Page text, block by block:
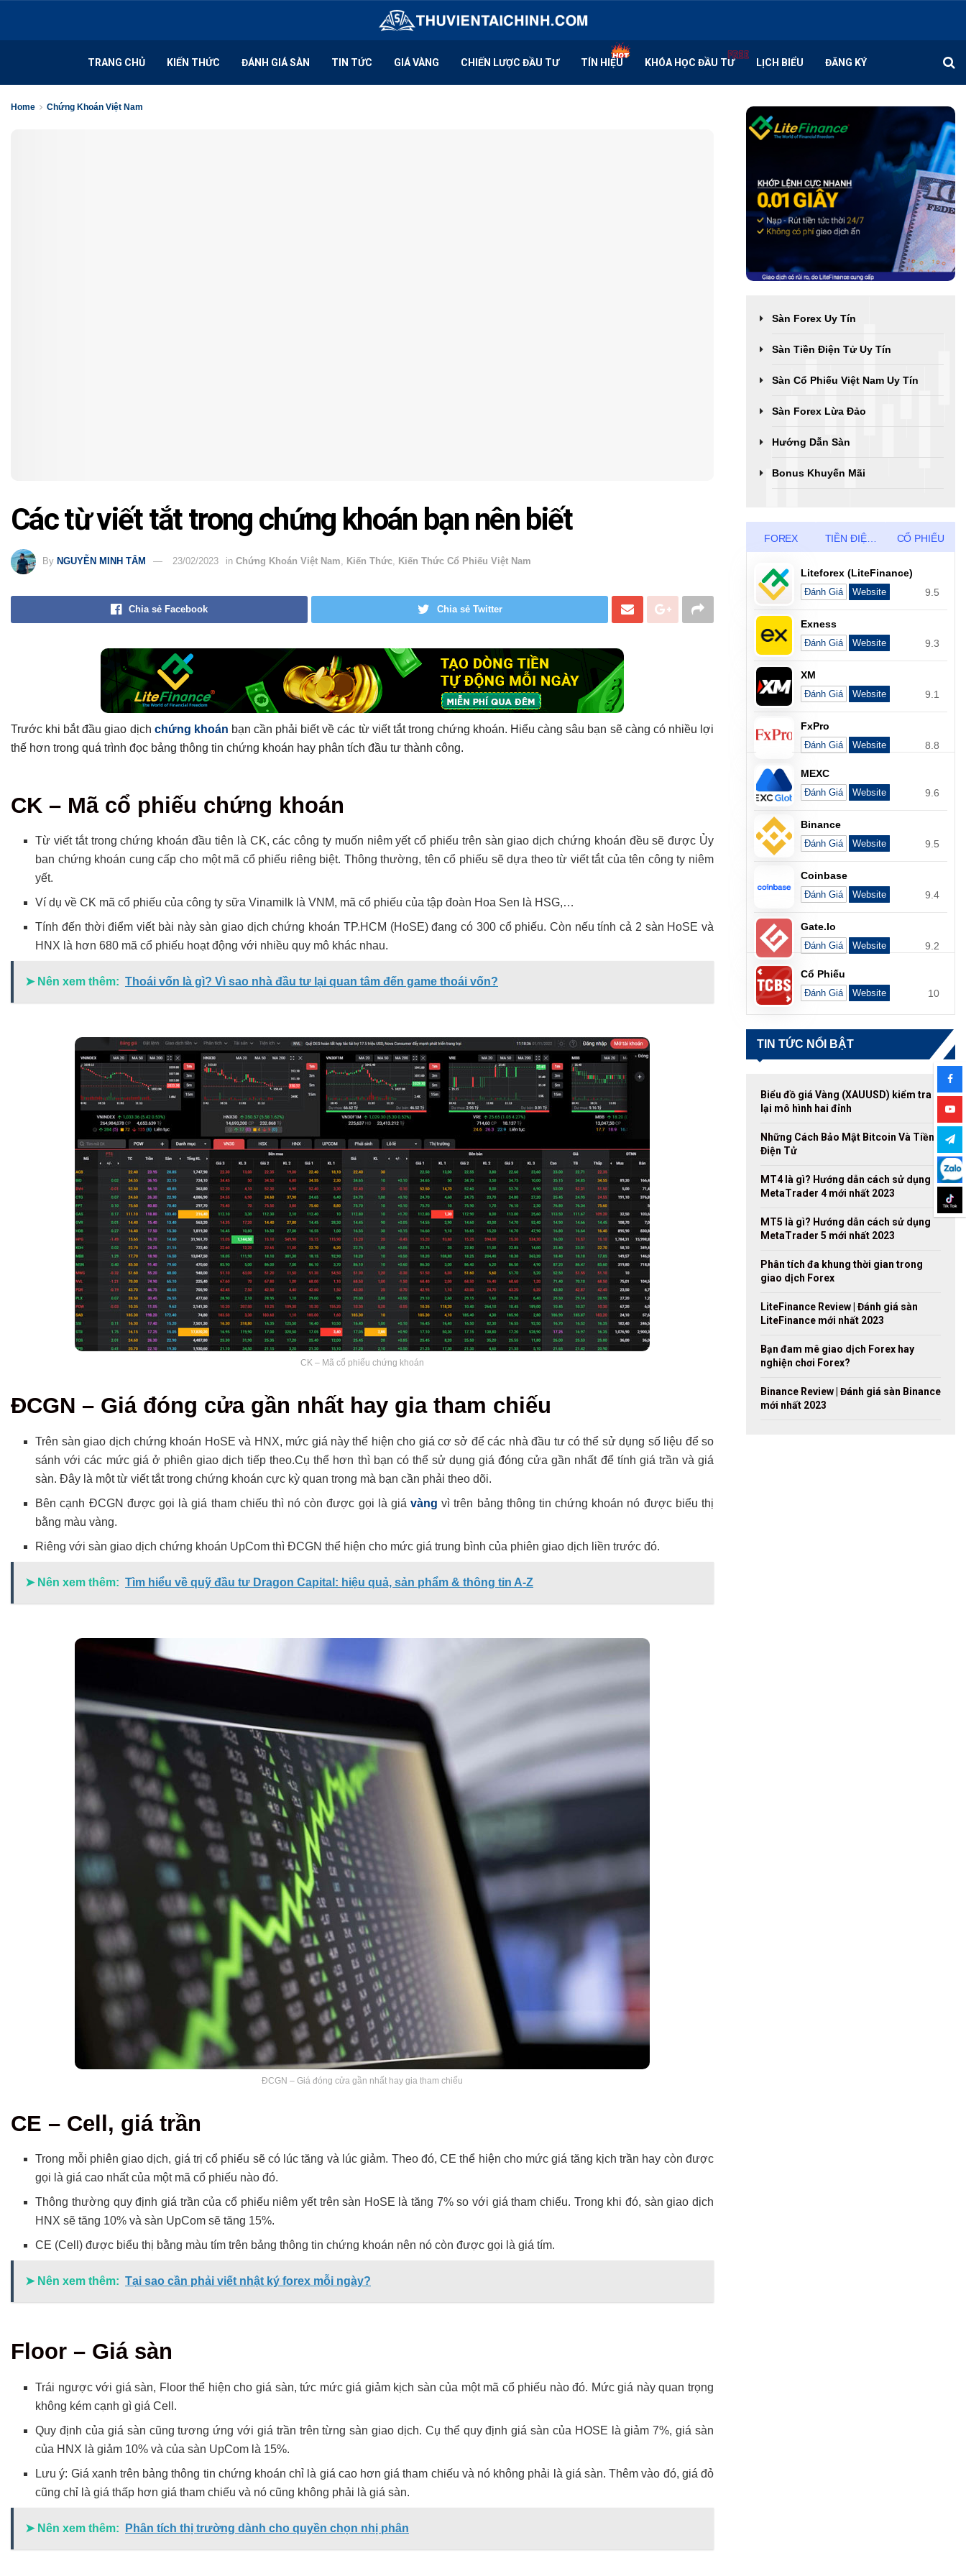
TRANG CHỦ KIẾN THỨC ĐÁNH GIÁ SÀN TIN TỨC GIÁ VÀNG CHIẾN LƯỢC ĐẦU TƯ TÍN HIỆU KHÓA HỌC ĐẦU TƯ LỊCH BIỂU ĐĂNG KÝ
Home Chứng Khoán Việt Nam
Các từ viết tắt trong chứng khoán bạn nên biết
By NGUYỄN MINH TÂM 23/02/2023 in Chứng Khoán Việt Nam Kiến Thức Kiến Thức Cổ Phiếu Việt Nam
Chia sẻ Facebook Chia sẻ Twitter
Trước khi bắt đầu giao dịch chứng khoán bạn cần phải biết về các từ viết tắt trong chứng khoán. Hiểu càng sâu bạn sẽ càng có nhiều lợi
thế hơn trong quá trình đọc bảng thông tin chứng khoán hay phân tích đầu tư thành công.
CK – Mã cổ phiếu chứng khoán
ĐCGN – Giá đóng cửa gần nhất hay gia tham chiếu
CE – Cell, giá trần
Floor – Giá sàn
KLTH – Khối lượng thực hiện, khớp lệnh
TKL – Tổng khối lượng khớp
NN mua và NN bán – Nước ngoài mua và nước ngoài bán
CK – Mã cổ phiếu chứng khoán
Từ viết tắt trong chứng khoán đầu tiên là CK, các công ty muốn niêm yết cổ phiếu trên sàn giao dịch chứng khoán đều sẽ được Ủy
ban chứng khoán cung cấp cho một mã cổ phiếu riêng biệt. Thông thường, tên cổ phiếu sẽ dựa theo từ viết tắt của tên công ty niêm
yết.
Ví dụ về CK mã cổ phiếu của công ty sữa Vinamilk là VNM, mã cổ phiếu của tập đoàn Hoa Sen là HSG,…
Tính đến thời điểm viết bài này sàn giao dịch chứng khoán TP.HCM (HoSE) đang có 300 cổ phiếu. Còn nếu tính cả 2 sàn HoSE và
HNX là hơn 680 mã cổ phiếu hoạt động với nhiều quy mô khác nhau.
➤ Nên xem thêm: Thoái vốn là gì? Vì sao nhà đầu tư lại quan tâm đến game thoái vốn?
CK – Mã cổ phiếu chứng khoán
ĐCGN – Giá đóng cửa gần nhất hay gia tham chiếu
Trên sàn giao dịch chứng khoán HoSE và HNX, mức giá này thể hiện cho giá cơ sở để các nhà đầu tư có thể sử dụng số liệu để so
sánh với các mức giá ở phiên giao dịch tiếp theo.Cụ thể hơn thì bạn có thể sử dụng giá đóng cửa gần nhất để tính giá trần và giá
sàn. Đây là một từ viết tắt trong chứng khoán cực kỳ quan trọng mà bạn cần phải theo dõi.
Bên cạnh ĐCGN được gọi là giá tham chiếu thì nó còn được gọi là giávàng vì trên bảng thông tin chứng khoán nó được biểu thị
bằng màu vàng.
Riêng với sàn giao dịch chứng khoán UpCom thì ĐCGN thể hiện cho mức giá trung bình của phiên giao dịch liền trước đó.
➤ Nên xem thêm: Tìm hiểu về quỹ đầu tư Dragon Capital: hiệu quả, sản phẩm & thông tin A-Z
ĐCGN – Giá đóng cửa gần nhất hay gia tham chiếu
CE – Cell, giá trần
Trong mỗi phiên giao dịch, giá trị cổ phiếu sẽ có lúc tăng và lúc giảm. Theo đó, CE thể hiện cho mức giá tăng kịch trần hay còn được
gọi là giá cao nhất của một mã cổ phiếu nào đó.
Thông thường quy định giá trần của cổ phiếu niêm yết trên sàn HoSE là tăng 7% so với giá tham chiếu. Trong khi đó, sàn giao dịch
HNX sẽ tăng 10% và sàn UpCom sẽ tăng 15%.
CE (Cell) được biểu thị bằng màu tím trên bảng thông tin chứng khoán nên nó còn được gọi là giá tím.
➤ Nên xem thêm: Tại sao cần phải viết nhật ký forex mỗi ngày?
Floor – Giá sàn
Trái ngược với giá sàn, Floor thể hiện cho giá sàn, tức mức giá giảm kịch sàn của một mã cổ phiếu nào đó. Mức giá này quan trọng
không kém cạnh gì giá Cell.
Quy định của giá sàn cũng tương ứng với giá trần trên từng sàn giao dịch. Cụ thể quy định giá sàn của HOSE là giảm 7%, giá sàn
của HNX là giảm 10% và của sàn UpCom là 15%.
Lưu ý: Giá xanh trên bảng thông tin chứng khoán chỉ là giá cao hơn giá tham chiếu và nó không phải là giá sàn. Thêm vào đó, giá đỏ
cũng chỉ là giá thấp hơn giá tham chiếu và nó cũng không phải là giá sàn.
➤ Nên xem thêm: Phân tích thị trường dành cho quyền chọn nhị phân
Sàn Forex Uy Tín
Sàn Tiền Điện Tử Uy Tín
Sàn Cổ Phiếu Việt Nam Uy Tín
Sàn Forex Lừa Đảo
Hướng Dẫn Sàn
Bonus Khuyến Mãi
FOREX TIỀN ĐIỆN TỬ CỔ PHIẾU
Liteforex (LiteFinance)
Đánh Giá Website 9.5
Exness
Đánh Giá Website 9.3
XM
Đánh Giá Website 9.1
FxPro
Đánh Giá Website 8.8
MEXC
Đánh Giá Website 9.6
Binance
Đánh Giá Website 9.5
Coinbase
Đánh Giá Website 9.4
Gate.io
Đánh Giá Website 9.2
Cổ Phiếu
Đánh Giá Website 10
TIN TỨC NỔI BẬT
Biểu đồ giá Vàng (XAUUSD) kiểm tra
lại mô hình hai đỉnh
Những Cách Bảo Mật Bitcoin Và Tiền
Điện Tử
MT4 là gì? Hướng dẫn cách sử dụng
MetaTrader 4 mới nhất 2023
MT5 là gì? Hướng dẫn cách sử dụng
MetaTrader 5 mới nhất 2023
Phân tích đa khung thời gian trong
giao dịch Forex
LiteFinance Review | Đánh giá sàn
LiteFinance mới nhất 2023
Bạn đam mê giao dịch Forex hay
nghiện chơi Forex?
Binance Review | Đánh giá sàn Binance
mới nhất 2023